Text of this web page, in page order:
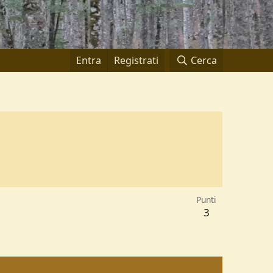
Entra Registrati Cerca
Punti
3